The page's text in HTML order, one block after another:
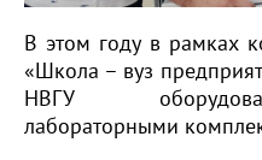
В этом году в рамках
«Школа – вуз
НВГУ
лабораторными